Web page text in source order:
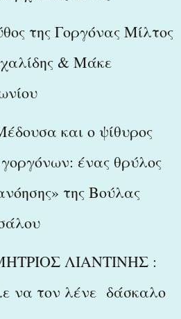
της Γοργόνας Μίλτος
& Μάκε
και ο ψίθυρος
ένας θρύλος
της Βούλας
ΛΙΑΝΤΙΝΗΣ :
να τον λένε δάσκαλο